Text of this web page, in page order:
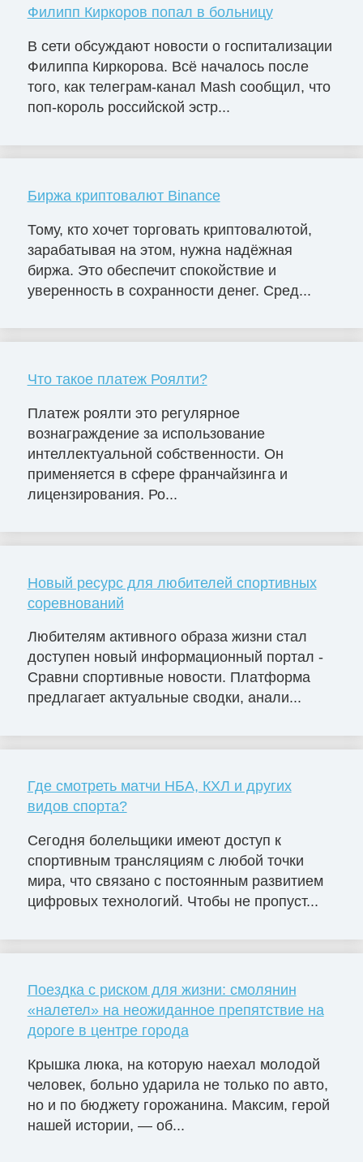
Филипп Киркоров попал в больницу
В сети обсуждают новости о госпитализации
Филиппа Киркорова. Всё началось после
того, как телеграм-канал Mash сообщил, что
поп-король российской эстр...
Биржа криптовалют Binance
Тому, кто хочет торговать криптовалютой,
зарабатывая на этом, нужна надёжная
биржа. Это обеспечит спокойствие и
уверенность в сохранности денег. Сред...
Что такое платеж Роялти?
Платеж роялти это регулярное
вознаграждение за использование
интеллектуальной собственности. Он
применяется в сфере франчайзинга и
лицензирования. Ро...
Новый ресурс для любителей спортивных
соревнований
Любителям активного образа жизни стал
доступен новый информационный портал -
Сравни спортивные новости. Платформа
предлагает актуальные сводки, анали...
Где смотреть матчи НБА, КХЛ и других
видов спорта?
Сегодня болельщики имеют доступ к
спортивным трансляциям с любой точки
мира, что связано с постоянным развитием
цифровых технологий. Чтобы не пропуст...
Поездка с риском для жизни: смолянин
«налетел» на неожиданное препятствие на
дороге в центре города
Крышка люка, на которую наехал молодой
человек, больно ударила не только по авто,
но и по бюджету горожанина. Максим, герой
нашей истории, — об...